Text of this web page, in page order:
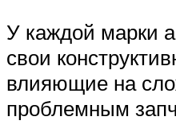
У каждой марки
свои
влияющие на
проблемным